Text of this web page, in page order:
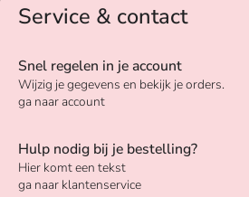
Service & contact
Snel regelen in je account
Wijzig je gegevens en bekijk je orders.
ga naar account
Hulp nodig bij je bestelling?
Hier komt een tekst
ga naar klantenservice